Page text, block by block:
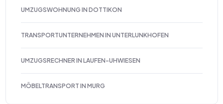
UMZUGSWOHNUNG IN DOTTIKON
TRANSPORTUNTERNEHMEN IN UNTERLUNKHOFEN
UMZUGSRECHNER IN LAUFEN-UHWIESEN
MÖBELTRANSPORT IN MURG